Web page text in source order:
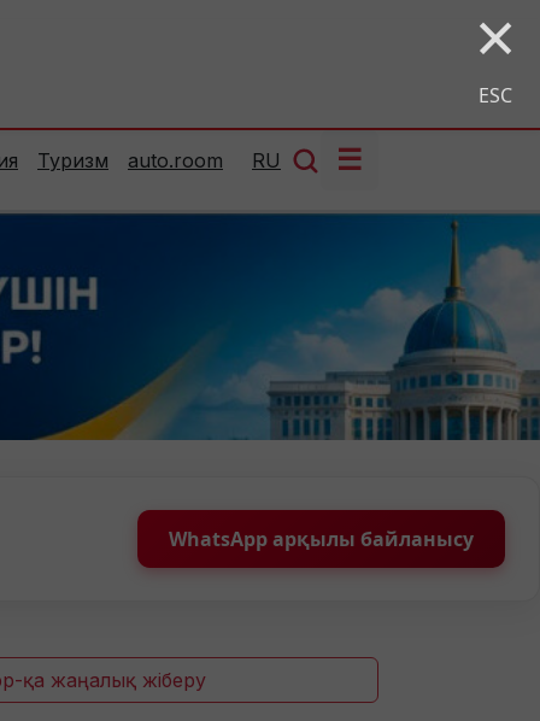
×
ESC
Туризм auto.room RU ☰
WhatsApp арқылы байланысу
қа жаңалық жіберу